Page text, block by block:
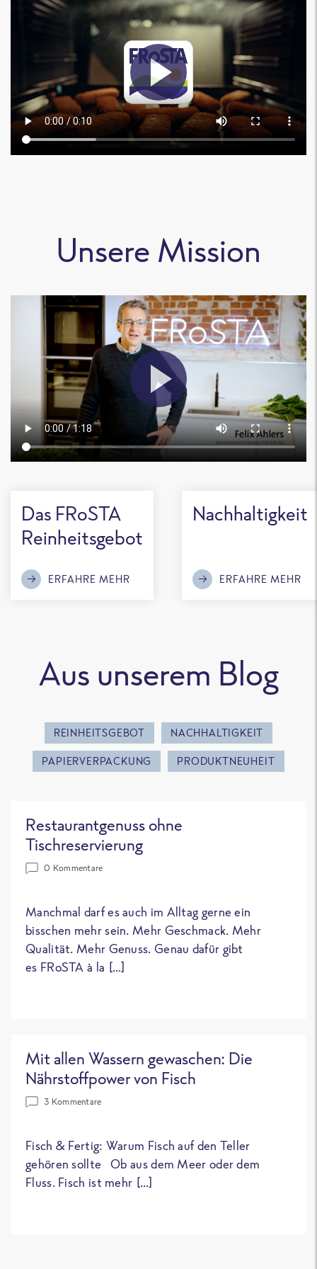
Unsere Mission
Das FRoSTA
Reinheitsgebot
ERFAHRE MEHR
Nachhaltigkeit
ERFAHRE MEHR
Aus unserem Blog
REINHEITSGEBOT NACHHALTIGKEIT
PAPIERVERPACKUNG PRODUKTNEUHEIT
Restaurantgenuss ohne
Tischreservierung
0 Kommentare
Manchmal darf es auch im Alltag gerne ein
bisschen mehr sein. Mehr Geschmack. Mehr
Qualität. Mehr Genuss. Genau dafür gibt
es FRoSTA à la […]
Mit allen Wassern gewaschen: Die
Nährstoffpower von Fisch
3 Kommentare
Fisch & Fertig: Warum Fisch auf den Teller
gehören sollte Ob aus dem Meer oder dem
Fluss. Fisch ist mehr […]